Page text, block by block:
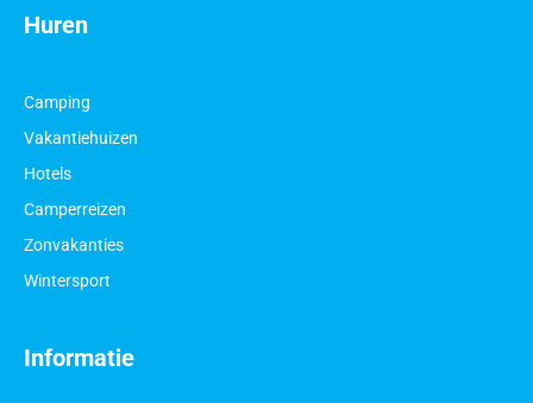
Informatie
Huren
Camping
Vakantiehuizen
Hotels
Camperreizen
Zonvakanties
Wintersport